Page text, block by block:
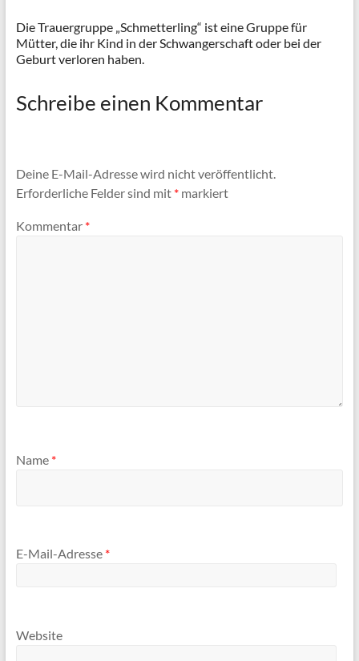
Die Trauergruppe „Schmetterling“ ist eine Gruppe für
Mütter, die ihr Kind in der Schwangerschaft oder bei der
Geburt verloren haben.
Schreibe einen Kommentar
Deine E-Mail-Adresse wird nicht veröffentlicht.
Erforderliche Felder sind mit *markiert
Kommentar *
Name *
E-Mail-Adresse *
Website